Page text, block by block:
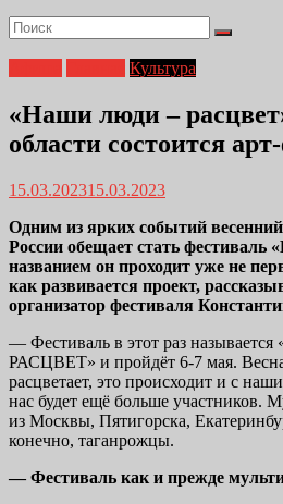
Культура
«Наши люди –
области состоится
15.03.202315.03.2023
Одним из ярких событий
России обещает стать
названием он проходит уже не
как развивается проект,
организатор фестиваля
— Фестиваль в этот раз
РАСЦВЕТ» и пройдёт 6-7 мая. Весна
расцветает, это происходит и с
нас будет ещё больше участников.
из Москвы, Пятигорска,
конечно, таганрожцы.
— Фестиваль как и прежде